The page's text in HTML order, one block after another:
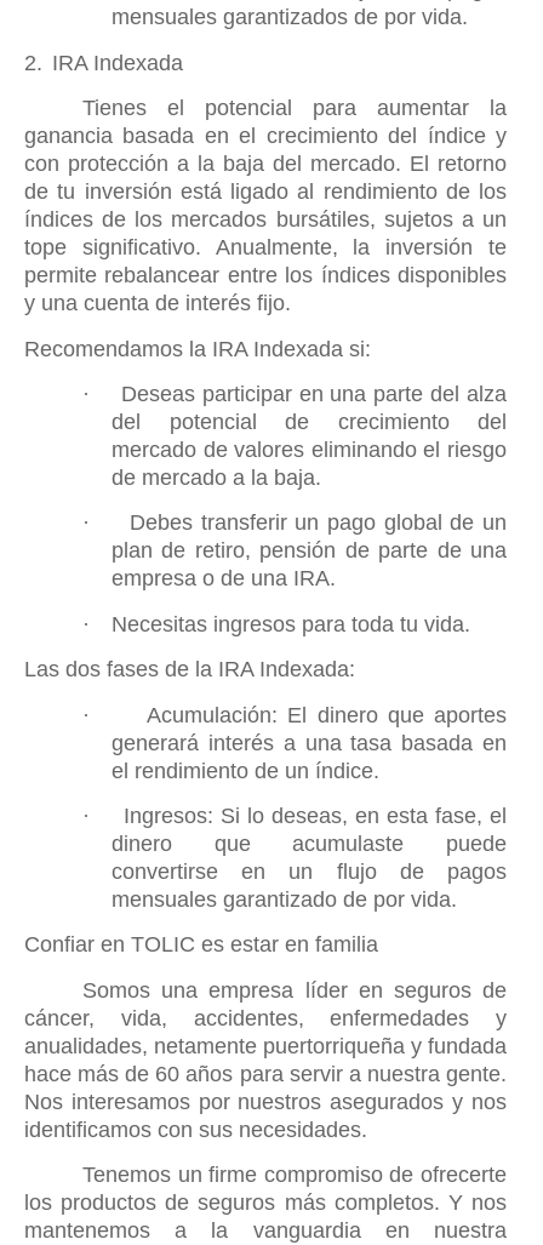
mensuales garantizados de por vida.
2. IRA Indexada
Tienes el potencial para aumentar la
ganancia basada en el crecimiento del índice y
con protección a la baja del mercado. El retorno
de tu inversión está ligado al rendimiento de los
índices de los mercados bursátiles, sujetos a un
tope significativo. Anualmente, la inversión te
permite rebalancear entre los índices disponibles
y una cuenta de interés fijo.
Recomendamos la IRA Indexada si:
·
Deseas participar en una parte del alza
del potencial de crecimiento del
mercado de valores eliminando el riesgo
de mercado a la baja.
·
Debes transferir un pago global de un
plan de retiro, pensión de parte de una
empresa o de una IRA.
·
Necesitas ingresos para toda tu vida.
Las dos fases de la IRA Indexada:
·
Acumulación: El dinero que aportes
generará interés a una tasa basada en
el rendimiento de un índice.
·
Ingresos: Si lo deseas, en esta fase, el
dinero que acumulaste puede
convertirse en un flujo de pagos
mensuales garantizado de por vida.
Confiar en TOLIC es estar en familia
Somos una empresa líder en seguros de
cáncer, vida, accidentes, enfermedades y
anualidades, netamente puertorriqueña y fundada
hace más de 60 años para servir a nuestra gente.
Nos interesamos por nuestros asegurados y nos
identificamos con sus necesidades.
Tenemos un firme compromiso de ofrecerte
los productos de seguros más completos. Y nos
mantenemos a la vanguardia en nuestra